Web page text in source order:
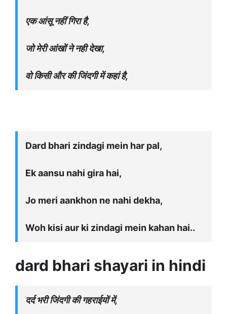
एक आंसू नहीं गिरा है,
जो मेरी आंखों ने नही देखा,
वो किसी और की जिंदगी में कहां है,
Dard bhari zindagi mein har pal,
Ek aansu nahi gira hai,
Jo meri aankhon ne nahi dekha,
Woh kisi aur ki zindagi mein kahan hai..
dard bhari shayari in hindi
दर्द भरी जिंदगी की गहराईयों में,